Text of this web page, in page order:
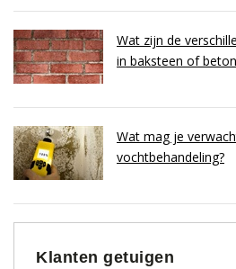
Wat zijn de
in baksteen of
Wat mag je
vochtbehandeling?
Klanten getuigen